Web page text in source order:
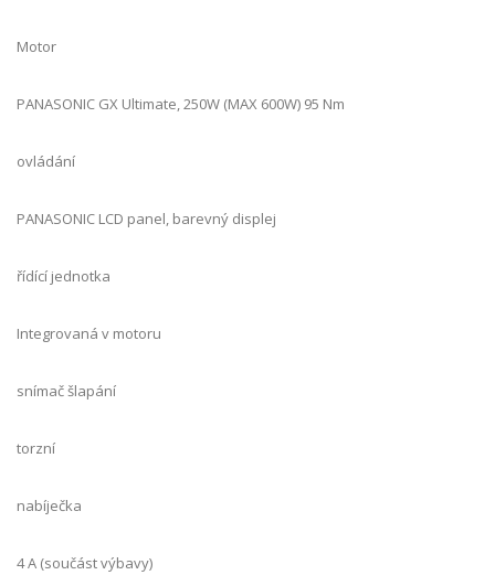
Motor
PANASONIC GX Ultimate, 250W (MAX 600W) 95 Nm
ovládání
PANASONIC LCD panel, barevný displej
řídící jednotka
Integrovaná v motoru
snímač šlapání
torzní
nabíječka
4 A (součást výbavy)